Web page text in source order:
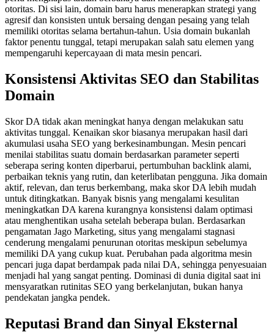
otoritas. Di sisi lain, domain baru harus menerapkan strategi yang
agresif dan konsisten untuk bersaing dengan pesaing yang telah
memiliki otoritas selama bertahun-tahun. Usia domain bukanlah
faktor penentu tunggal, tetapi merupakan salah satu elemen yang
mempengaruhi kepercayaan di mata mesin pencari.
Konsistensi Aktivitas SEO dan Stabilitas
Domain
Skor DA tidak akan meningkat hanya dengan melakukan satu
aktivitas tunggal. Kenaikan skor biasanya merupakan hasil dari
akumulasi usaha SEO yang berkesinambungan. Mesin pencari
menilai stabilitas suatu domain berdasarkan parameter seperti
seberapa sering konten diperbarui, pertumbuhan backlink alami,
perbaikan teknis yang rutin, dan keterlibatan pengguna. Jika domain
aktif, relevan, dan terus berkembang, maka skor DA lebih mudah
untuk ditingkatkan. Banyak bisnis yang mengalami kesulitan
meningkatkan DA karena kurangnya konsistensi dalam optimasi
atau menghentikan usaha setelah beberapa bulan. Berdasarkan
pengamatan Jago Marketing, situs yang mengalami stagnasi
cenderung mengalami penurunan otoritas meskipun sebelumya
memiliki DA yang cukup kuat. Perubahan pada algoritma mesin
pencari juga dapat berdampak pada nilai DA, sehingga penyesuaian
menjadi hal yang sangat penting. Dominasi di dunia digital saat ini
mensyaratkan rutinitas SEO yang berkelanjutan, bukan hanya
pendekatan jangka pendek.
Reputasi Brand dan Sinyal Eksternal